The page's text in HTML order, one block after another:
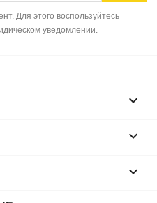
Для этого воспользуйтесь
уведомлении.


